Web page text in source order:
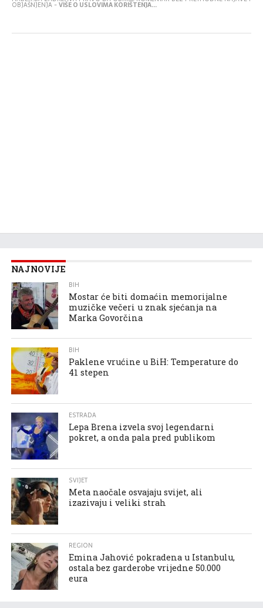
OBJAŠNJENJA -VIŠE O USLOVIMA KORIŠTENJA...
NAJNOVIJE
BIH
Mostar će biti domaćin memorijalne
muzičke večeri u znak sjećanja na
Marka Govorčina
BIH
Paklene vrućine u BiH: Temperature do
41 stepen
ESTRADA
Lepa Brena izvela svoj legendarni
pokret, a onda pala pred publikom
SVIJET
Meta naočale osvajaju svijet, ali
izazivaju i veliki strah
REGION
Emina Jahović pokradena u Istanbulu,
ostala bez garderobe vrijedne 50.000
eura